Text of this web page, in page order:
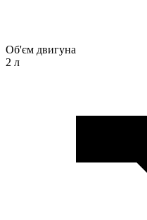
Об'єм двигуна
2 л